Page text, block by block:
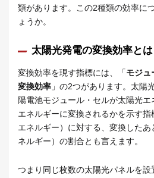
類があります。この2種類の効率に
ょうか。
太陽光発電の変換効率とは
変換効率を現す指標には、「モジュ
変換効率 」の2つがあります。太陽
陽電池モジュール・セルが太陽光
エネルギーに変換されるかを示す
エネルギー）に対する、変換した
ネルギー）の割合とも言えます。
つまり同じ枚数の太陽光パネルを